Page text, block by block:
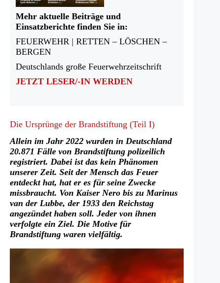
Mehr aktuelle Beiträge und
Einsatzberichte finden Sie in:
FEUERWEHR | RETTEN – LÖSCHEN –
BERGEN
Deutschlands große Feuerwehrzeitschrift
JETZT LESER/-IN WERDEN
Die Ursprünge der Brandstiftung (Teil I)
Allein im Jahr 2022 wurden in Deutschland
20.871 Fälle von Brandstiftung polizeilich
registriert. Dabei ist das kein Phänomen
unserer Zeit. Seit der Mensch das Feuer
entdeckt hat, hat er es für seine Zwecke
missbraucht. Von Kaiser Nero bis zu Marinus
van der Lubbe, der 1933 den Reichstag
angezündet haben soll. Jeder von ihnen
verfolgte ein Ziel. Die Motive für
Brandstiftung waren vielfältig.